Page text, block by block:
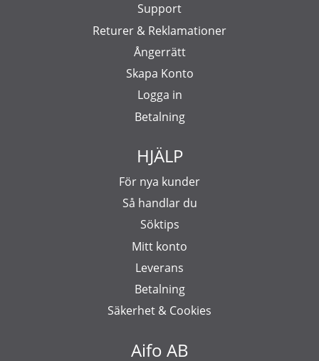
Aifo AB
Support
Returer & Reklamationer
Ångerrätt
Skapa Konto
Logga in
Betalning
HJÄLP
För nya kunder
Så handlar du
Söktips
Mitt konto
Leverans
Betalning
Säkerhet & Cookies